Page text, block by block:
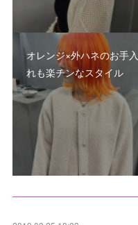
オレンジ×外ハネのお手入
れも楽チンなスタイル